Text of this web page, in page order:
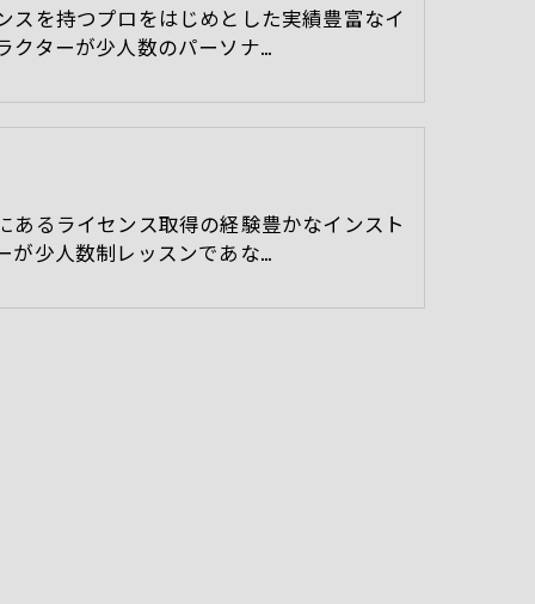
スを持つプロをはじめとした実績豊富なイ
クターが少人数のパーソナ…
あるライセンス取得の経験豊かなインスト
が少人数制レッスンであな…